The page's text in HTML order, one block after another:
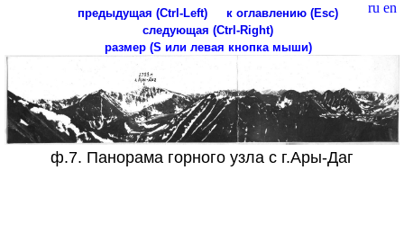
ru en
предыдущая (Ctrl-Left)
к оглавлению (Esc)
следующая (Ctrl-Right)
размер (S или левая кнопка мыши)
ф.7. Панорама горного узла с г.Ары-Даг